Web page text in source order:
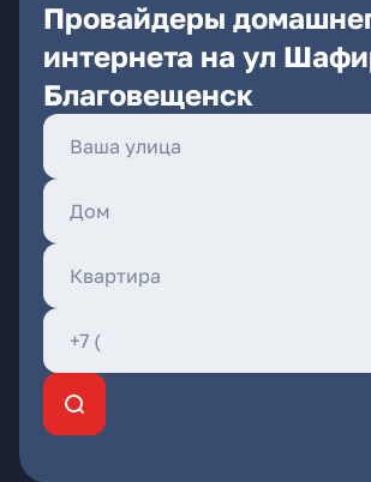
Провайдеры
интернета на ул
Благовещенск